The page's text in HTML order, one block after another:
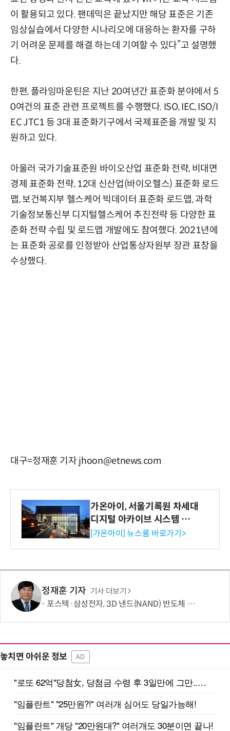
이 활용되고 있다. 팬데믹은 끝났지만 해당 표준은 기존
임상실습에서 다양한 시나리오에 대응하는 환자를 구하
기 어려운 문제를 해결 하는데 기여할 수 있다”고 설명했
다.
한편, 플라잉마운틴은 지난 20여년간 표준화 분야에서 5
0여건의 표준 관련 프로젝트를 수행했다. ISO, IEC, ISO/I
EC JTC1 등 3대 표준화기구에서 국제표준을 개발 및 지
원하고 있다.
아울러 국가기술표준원 바이오산업 표준화 전략, 비대면
경제 표준화 전략, 12대 신산업(바이오헬스) 표준화 로드
맵, 보건복지부 헬스케어 빅데이터 표준화 로드맵, 과학
기술정보통신부 디지털헬스케어 추진전략 등 다양한 표
준화 전략 수립 및 로드맵 개발에도 참여했다. 2021년에
는 표준화 공로를 인정받아 산업통상자원부 장관 표창을
수상했다.
대구=정재훈 기자 jhoon@etnews.com
가온아이, 서울기록원 차세대
디지털 아카이브 시스템 구축
수행
[가온아이] 뉴스룸 바로가기>
정재훈 기자 기사 더보기
포스텍·삼성전자, 3D 낸드(NAND) 반도체 한계 넘는 기술 개발
놓치면 아쉬운 정보 AD